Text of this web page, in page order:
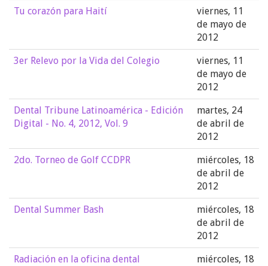
Tu corazón para Haití
viernes, 11
de mayo de
2012
3er Relevo por la Vida del Colegio
viernes, 11
de mayo de
2012
Dental Tribune Latinoamérica - Edición
Digital - No. 4, 2012, Vol. 9
martes, 24
de abril de
2012
2do. Torneo de Golf CCDPR
miércoles, 18
de abril de
2012
Dental Summer Bash
miércoles, 18
de abril de
2012
Radiación en la oficina dental
miércoles, 18